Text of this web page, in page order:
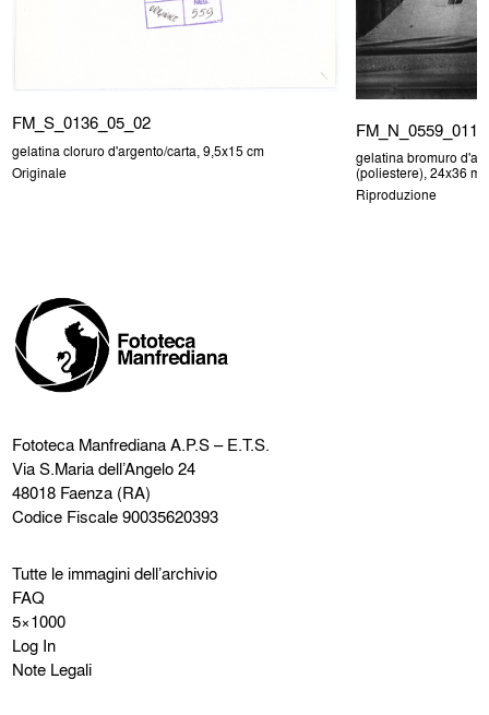
FM_S_0136_05_02
gelatina cloruro d'argento/carta, 9,5x15 cm
Originale
FM_N_0559_011
gelatina bromuro
(poliestere), 24x36
Riproduzione
Fototeca ManfredianaA.P.S – E.T.S.
Via S.Maria dell’Angelo 24
48018 Faenza (RA)
Codice Fiscale 90035620393
Tutte le immagini dell’archivio
FAQ
5×1000
Log In
Note Legali